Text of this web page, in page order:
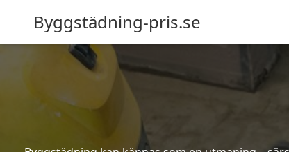
Byggstädning-pris.se